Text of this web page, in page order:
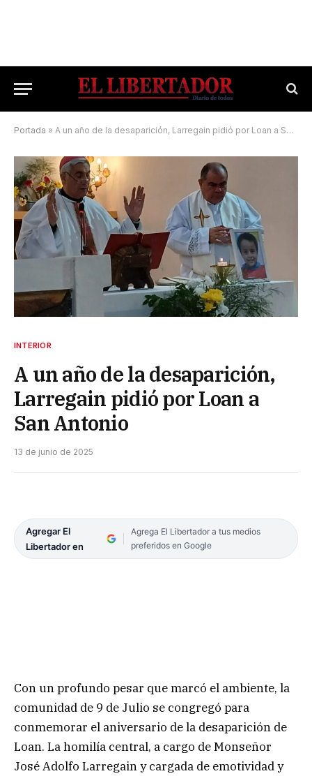
Portada » A un año de la desaparición, Larregain pidió por Loan a San Antonio
INTERIOR
A un año de la desaparición,
Larregain pidió por Loan a
San Antonio
13 de junio de 2025
Agregar El
Libertador en
Agrega El Libertador a tus medios
preferidos en Google
Con un profundo pesar que marcó el ambiente, la
comunidad de 9 de Julio se congregó para
conmemorar el aniversario de la desaparición de
Loan. La homilía central, a cargo de Monseñor
José Adolfo Larregain y cargada de emotividad y